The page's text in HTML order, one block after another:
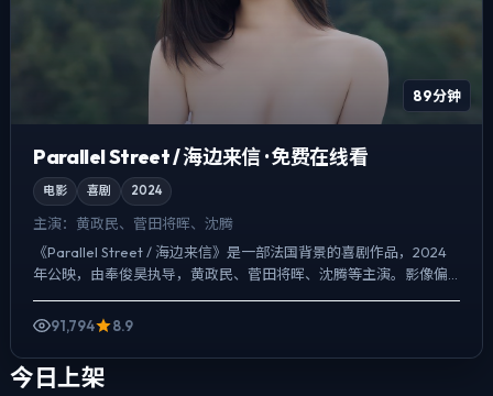
89分钟
Parallel Street / 海边来信 · 免费在线看
电影 喜剧 2024
主演： 黄政民、菅田将晖、沈腾
《Parallel Street / 海边来信》是一部法国背景的喜剧作品，2024
年公映，由奉俊昊执导，黄政民、菅田将晖、沈腾等主演。影像偏
91,794
8.9
今日上架